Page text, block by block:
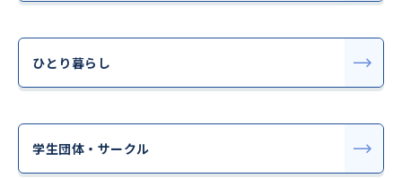
ひとり暮らし
学生団体・サークル